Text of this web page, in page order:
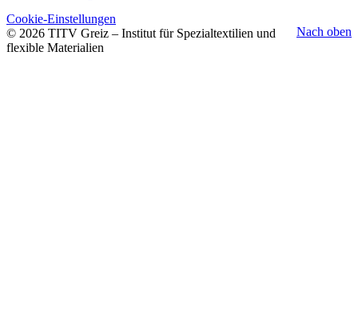
Nach oben
Cookie-Einstellungen
© 2026 TITV Greiz – Institut für Spezialtextilien und
flexible Materialien